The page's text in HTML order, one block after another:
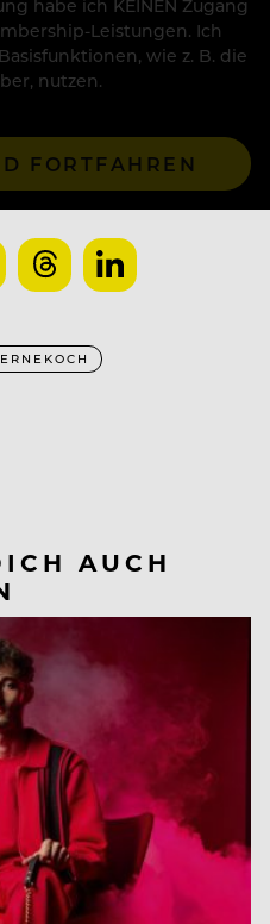
habe ich KEINEN Zugang
Leistungen. Ich
wie z. B. die
nutzen.
FORTFAHREN
AUCH